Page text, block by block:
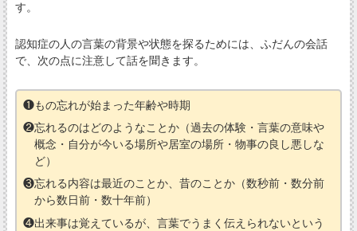
す。
認知症の人の言葉の背景や状態を探るためには、ふだんの会話
で、次の点に注意して話を聞きます。
❶もの忘れが始まった年齢や時期
❷忘れるのはどのようなことか（過去の体験・言葉の意味や
概念・自分が今いる場所や居室の場所・物事の良し悪しな
ど）
❸忘れる内容は最近のことか、昔のことか（数秒前・数分前
から数日前・数十年前）
❹出来事は覚えているが、言葉でうまく伝えられないという